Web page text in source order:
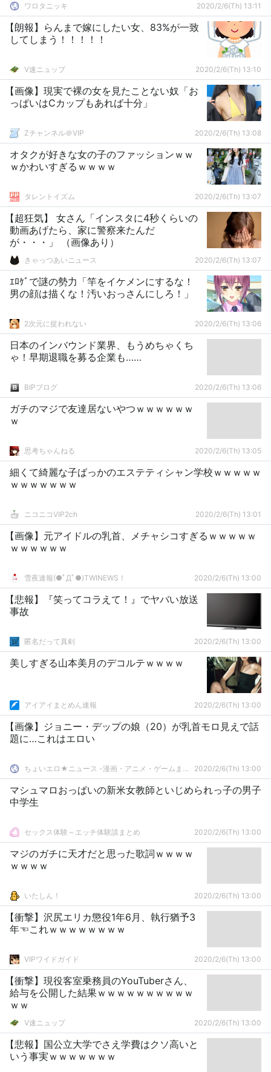
ワロタニッキ 2020/2/6(Th) 13:11
【朗報】らんまで嫁にしたい女、83%が一致
してしまう！！！！！
V速ニュップ 2020/2/6(Th) 13:10
【画像】現実で裸の女を見たことない奴「お
っぱいはCカップもあれば十分」
Zチャンネル＠VIP 2020/2/6(Th) 13:08
オタクが好きな女の子のファッションｗｗ
ｗかわいすぎるｗｗｗｗ
タレントイズム 2020/2/6(Th) 13:07
【超狂気】 女さん「インスタに4秒くらいの
動画あげたら、家に警察来たんだ
が・・・」 （画像あり）
きゃっつあいニュース 2020/2/6(Th) 13:07
ｴﾛｹﾞで謎の勢力「竿をイケメンにするな！
男の顔は描くな！汚いおっさんにしろ！」
2次元に捉われない 2020/2/6(Th) 13:06
日本のインバウンド業界、もうめちゃくち
ゃ！早期退職を募る企業も……
BIPブログ 2020/2/6(Th) 13:06
ガチのマジで友達居ないやつｗｗｗｗｗｗ
ｗ
思考ちゃんねる 2020/2/6(Th) 13:05
細くて綺麗な子ばっかのエステティシャン学校ｗｗｗｗｗ
ｗｗｗｗｗｗｗ
ニコニコVIP2ch 2020/2/6(Th) 13:01
【画像】元アイドルの乳首、メチャシコすぎるｗｗｗｗｗ
ｗｗｗｗｗｗ
雪夜速報(●ﾟДﾟ●)TWINEWS！ 2020/2/6(Th) 13:00
【悲報】『笑ってコラえて！』でヤバい放送
事故
匿名だって真剣 2020/2/6(Th) 13:00
美しすぎる山本美月のデコルテｗｗｗｗ
アイアイまとめん速報 2020/2/6(Th) 13:00
【画像】ジョニー・デップの娘（20）が乳首モロ見えで話
題に…これはエロい
ちょいエロ★ニュース -漫画・アニメ・ゲームまとめ- 2020/2/6(Th) 13:00
マシュマロおっぱいの新米女教師といじめられっ子の男子
中学生
セックス体験～エッチ体験談まとめ 2020/2/6(Th) 13:00
マジのガチに天才だと思った歌詞ｗｗｗｗ
ｗｗｗｗ
いたしん！ 2020/2/6(Th) 13:00
【衝撃】沢尻エリカ懲役1年6月、執行猶予3
年☜これｗｗｗｗｗｗｗｗ
VIPワイドガイド 2020/2/6(Th) 13:00
【衝撃】現役客室乗務員のYouTuberさん、
給与を公開した結果ｗｗｗｗｗｗｗｗｗｗ
ｗｗ
V速ニュップ 2020/2/6(Th) 13:00
【悲報】国公立大学でさえ学費はクソ高いと
いう事実ｗｗｗｗｗｗｗ